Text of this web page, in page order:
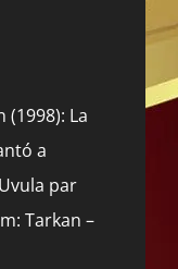
(1998): La
a
par
Tarkan –